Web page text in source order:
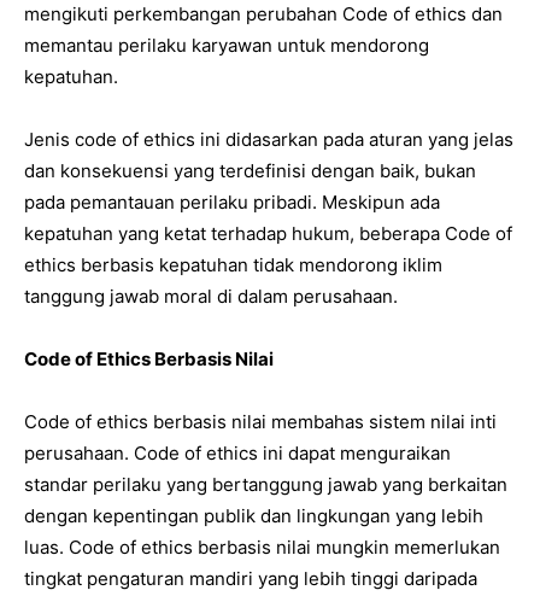
mengikuti perkembangan perubahan Code of ethics dan
memantau perilaku karyawan untuk mendorong
kepatuhan.
Jenis code of ethics ini didasarkan pada aturan yang jelas
dan konsekuensi yang terdefinisi dengan baik, bukan
pada pemantauan perilaku pribadi. Meskipun ada
kepatuhan yang ketat terhadap hukum, beberapa Code of
ethics berbasis kepatuhan tidak mendorong iklim
tanggung jawab moral di dalam perusahaan.
Code of Ethics Berbasis Nilai
Code of ethics berbasis nilai membahas sistem nilai inti
perusahaan. Code of ethics ini dapat menguraikan
standar perilaku yang bertanggung jawab yang berkaitan
dengan kepentingan publik dan lingkungan yang lebih
luas. Code of ethics berbasis nilai mungkin memerlukan
tingkat pengaturan mandiri yang lebih tinggi daripada